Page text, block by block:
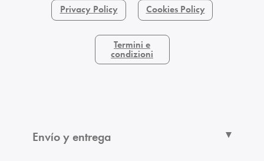
Privacy Policy Cookies Policy
Termini e
condizioni
Envío y entrega